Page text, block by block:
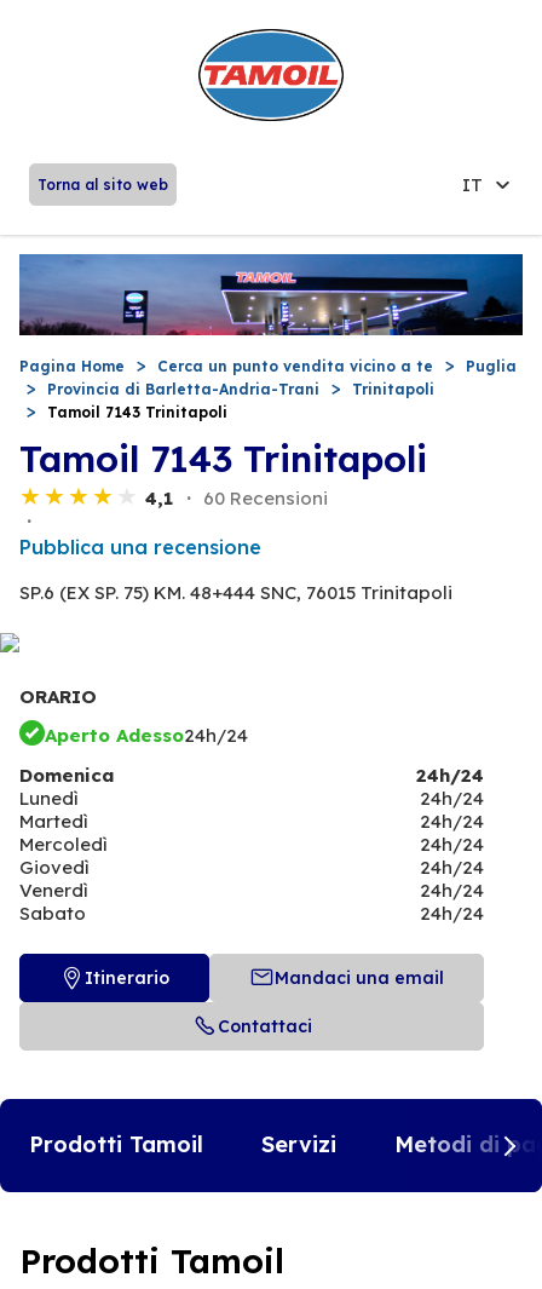
Torna al sito web IT
Pagina Home Cerca un punto vendita vicino a te
Puglia
Provincia di Barletta-Andria-Trani
Trinitapoli
Tamoil 7143 Trinitapoli
Tamoil 7143 Trinitapoli
4,1 60 Recensioni
Pubblica una recensione
SP.6 (EX SP. 75) KM. 48+444 SNC, 76015 Trinitapoli
ORARIO
Aperto Adesso24h/24
Domenica
24h/24
Lunedì
24h/24
Martedì
24h/24
Mercoledì
24h/24
Giovedì
24h/24
Venerdì
24h/24
Sabato
24h/24
Itinerario Mandaci una email
Contattaci
Prodotti Tamoil Servizi Metodi di
Prodotti Tamoil